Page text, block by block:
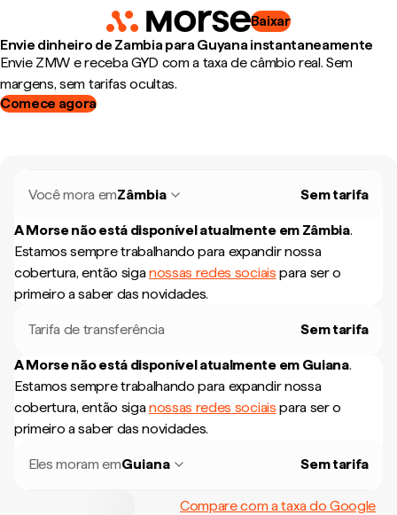
Baixar
Envie dinheiro de Zambia para Guyana instantaneamente
Envie ZMW e receba GYD com a taxa de câmbio real. Sem
margens, sem tarifas ocultas.
Comece agora
Você mora emZâmbia Sem tarifa
A Morse não está disponível atualmente em Zâmbia.
Estamos sempre trabalhando para expandir nossa
cobertura, então siganossas redes sociais para ser o
primeiro a saber das novidades.
Tarifa de transferência Sem tarifa
A Morse não está disponível atualmente em Guiana.
Estamos sempre trabalhando para expandir nossa
cobertura, então siganossas redes sociais para ser o
primeiro a saber das novidades.
Eles moram emGuiana Sem tarifa
Compare com a taxa do Google